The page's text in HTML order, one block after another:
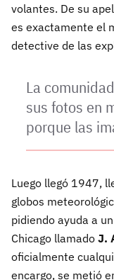
volantes. De su
es exactamente el
detective de las
La
sus fotos en
porque las
Luego llegó 1947,
globos
pidiendo ayuda a
Chicago llamado J.
oficialmente
encargo, se metió